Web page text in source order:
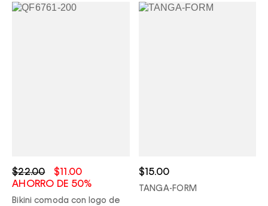
$22.00
$11.00
AHORRO DE 50%
Bikini comoda con logo de
$15.00
TANGA-FORM